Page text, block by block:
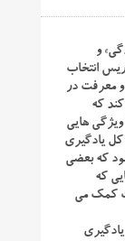
و
انتخاب
و معرفت در
که
ویژگی هایی
کل یادگیری
که بعضی
که
کمک می